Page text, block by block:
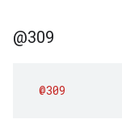
@309
@309